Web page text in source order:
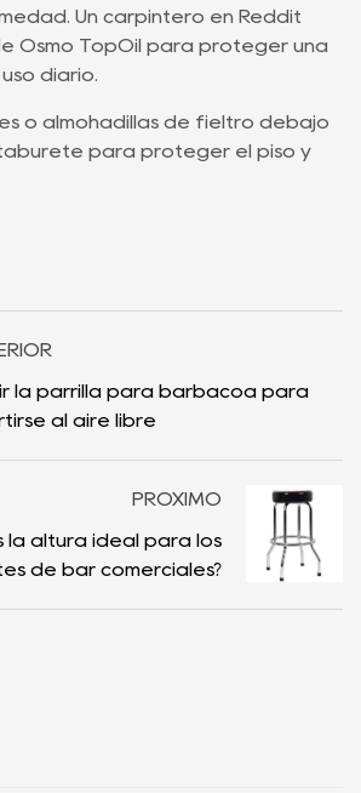
Un carpintero en Reddit
Osmo TopOil para proteger una
diario.
o almohadillas de fieltro debajo
para proteger el piso y
la parrilla para barbacoa para
al aire libre
PRÓXIMO
la altura ideal para los
de bar comerciales?